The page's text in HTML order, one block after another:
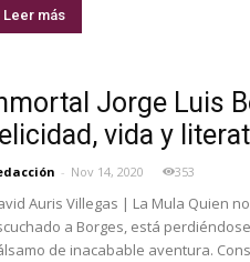
Leer más
Jorge Luis
vida y
- Nov 14, 2020 353
Auris Villegas | La Mula Quien
a Borges, está
de inacabable aventura.